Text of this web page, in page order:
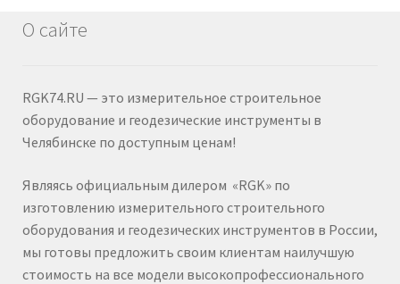
О сайте
RGK74.RU — это измерительное строительное
оборудование и геодезические инструменты в
Челябинске по доступным ценам!
Являясь официальным дилером «RGK» по
изготовлению измерительного строительного
оборудования и геодезических инструментов в России,
мы готовы предложить своим клиентам наилучшую
стоимость на все модели высокопрофессионального